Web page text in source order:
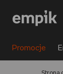
Promocje